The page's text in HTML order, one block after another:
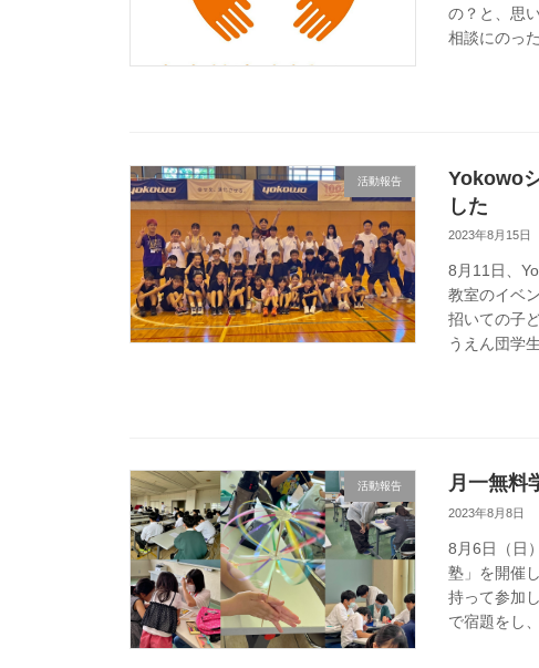
の？と、思
相談にのっ
活動報告
Yokowo
した
2023年8月15日
8月11日、
教室のイベ
招いての子
うえん団学
活動報告 月一無料
2023年8月8日
8月6日（日
塾」を開催
持って参加
で宿題をし